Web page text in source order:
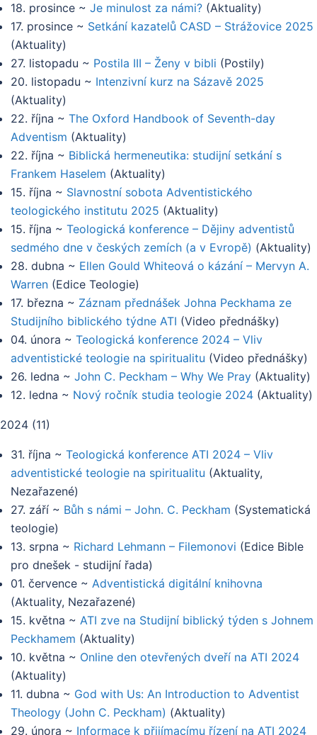
18. prosince ~ Je minulost za námi? (Aktuality)
17. prosince ~ Setkání kazatelů CASD – Strážovice 2025
(Aktuality)
27. listopadu ~ Postila III – Ženy v bibli (Postily)
20. listopadu ~ Intenzivní kurz na Sázavě 2025
(Aktuality)
22. října ~ The Oxford Handbook of Seventh-day
Adventism (Aktuality)
22. října ~ Biblická hermeneutika: studijní setkání s
Frankem Haselem (Aktuality)
15. října ~ Slavnostní sobota Adventistického
teologického institutu 2025 (Aktuality)
15. října ~ Teologická konference – Dějiny adventistů
sedmého dne v českých zemích (a v Evropě) (Aktuality)
28. dubna ~ Ellen Gould Whiteová o kázání – Mervyn A.
Warren (Edice Teologie)
17. března ~ Záznam přednášek Johna Peckhama ze
Studijního biblického týdne ATI (Video přednášky)
04. února ~ Teologická konference 2024 – Vliv
adventistické teologie na spiritualitu (Video přednášky)
26. ledna ~ John C. Peckham – Why We Pray (Aktuality)
12. ledna ~ Nový ročník studia teologie 2024 (Aktuality)
2024 (11)
31. října ~ Teologická konference ATI 2024 – Vliv
adventistické teologie na spiritualitu (Aktuality,
Nezařazené)
27. září ~ Bůh s námi – John. C. Peckham (Systematická
teologie)
13. srpna ~ Richard Lehmann – Filemonovi (Edice Bible
pro dnešek - studijní řada)
01. července ~ Adventistická digitální knihovna
(Aktuality, Nezařazené)
15. května ~ ATI zve na Studijní biblický týden s Johnem
Peckhamem (Aktuality)
10. května ~ Online den otevřených dveří na ATI 2024
(Aktuality)
11. dubna ~ God with Us: An Introduction to Adventist
Theology (John C. Peckham) (Aktuality)
29. února ~ Informace k přijímacímu řízení na ATI 2024